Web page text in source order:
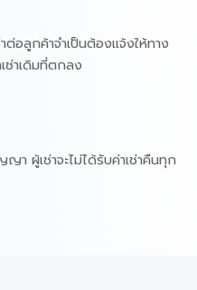
ต่อลูกค้าจำเป็นต้องแจ้งให้ทาง
ช่าเดิมที่ตกลง
ผู้เช่าจะไม่ได้รับค่าเช่าคืนทุก